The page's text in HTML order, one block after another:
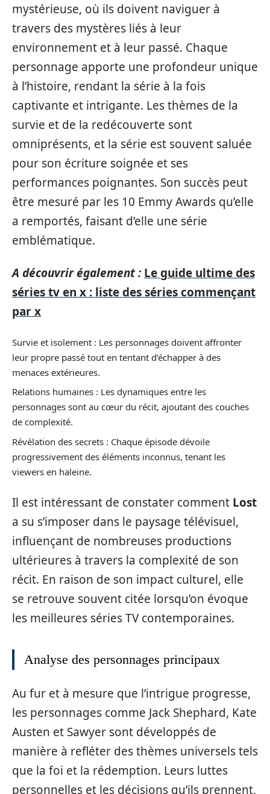
mystérieuse, où ils doivent naviguer à
travers des mystères liés à leur
environnement et à leur passé. Chaque
personnage apporte une profondeur unique
à l’histoire, rendant la série à la fois
captivante et intrigante. Les thèmes de la
survie et de la redécouverte sont
omniprésents, et la série est souvent saluée
pour son écriture soignée et ses
performances poignantes. Son succès peut
être mesuré par les 10 Emmy Awards qu’elle
a remportés, faisant d’elle une série
emblématique.
A découvrir également : Le guide ultime des
séries tv en x : liste des séries commençant
par x
Survie et isolement : Les personnages doivent affronter
leur propre passé tout en tentant d’échapper à des
menaces extérieures.
Relations humaines : Les dynamiques entre les
personnages sont au cœur du récit, ajoutant des couches
de complexité.
Révélation des secrets : Chaque épisode dévoile
progressivement des éléments inconnus, tenant les
viewers en haleine.
Il est intéressant de constater comment Lost
a su s’imposer dans le paysage télévisuel,
influençant de nombreuses productions
ultérieures à travers la complexité de son
récit. En raison de son impact culturel, elle
se retrouve souvent citée lorsqu’on évoque
les meilleures séries TV contemporaines.
Analyse des personnages principaux
Au fur et à mesure que l’intrigue progresse,
les personnages comme Jack Shephard, Kate
Austen et Sawyer sont développés de
manière à refléter des thèmes universels tels
que la foi et la rédemption. Leurs luttes
personnelles et les décisions qu’ils prennent,